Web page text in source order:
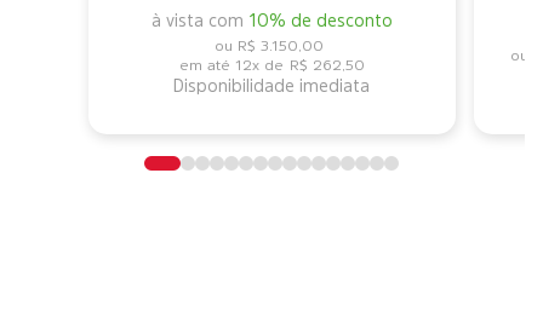
à vista com 10% de desconto
R$ 3.150,00
12x de R$ 262,50
Disponibilidade imediata